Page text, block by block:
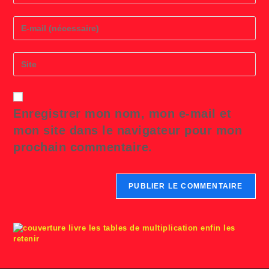
or
username
to
comment
Enter
your
address
comment
Saisir
l’URL
votre
site
(facultatif)
Enregistrer mon nom, mon e-mail et
mon site dans le navigateur pour mon
prochain commentaire.